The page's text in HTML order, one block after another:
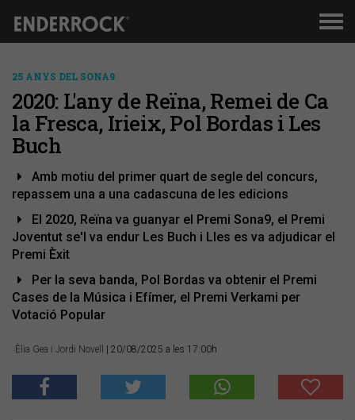
25 ANYS DEL SONA9
2020: L'any de Reïna, Remei de Ca
la Fresca, Irieix, Pol Bordas i Les
Buch
Amb motiu del primer quart de segle del concurs,
repassem una a una cadascuna de les edicions
El 2020, Reïna va guanyar el Premi Sona9, el Premi
Joventut se'l va endur Les Buch i Lles es va adjudicar el
Premi Èxit
Per la seva banda, Pol Bordas va obtenir el Premi
Cases de la Música i Efímer, el Premi Verkami per
Votació Popular
Èlia Gea i Jordi Novell | 20/08/2025 a les 17:00h